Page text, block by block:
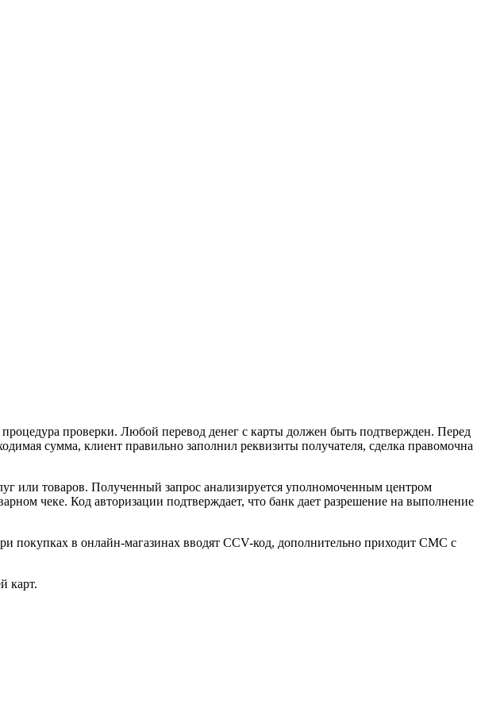
процедура проверки. Любой перевод денег с карты должен быть подтвержден. Перед
сумма, клиент правильно заполнил реквизиты получателя, сделка правомочна
или товаров. Полученный запрос анализируется уполномоченным центром
чеке. Код авторизации подтверждает, что банк дает разрешение на выполнение
покупках в онлайн-магазинах вводят CCV-код, дополнительно приходит СМС с
карт.